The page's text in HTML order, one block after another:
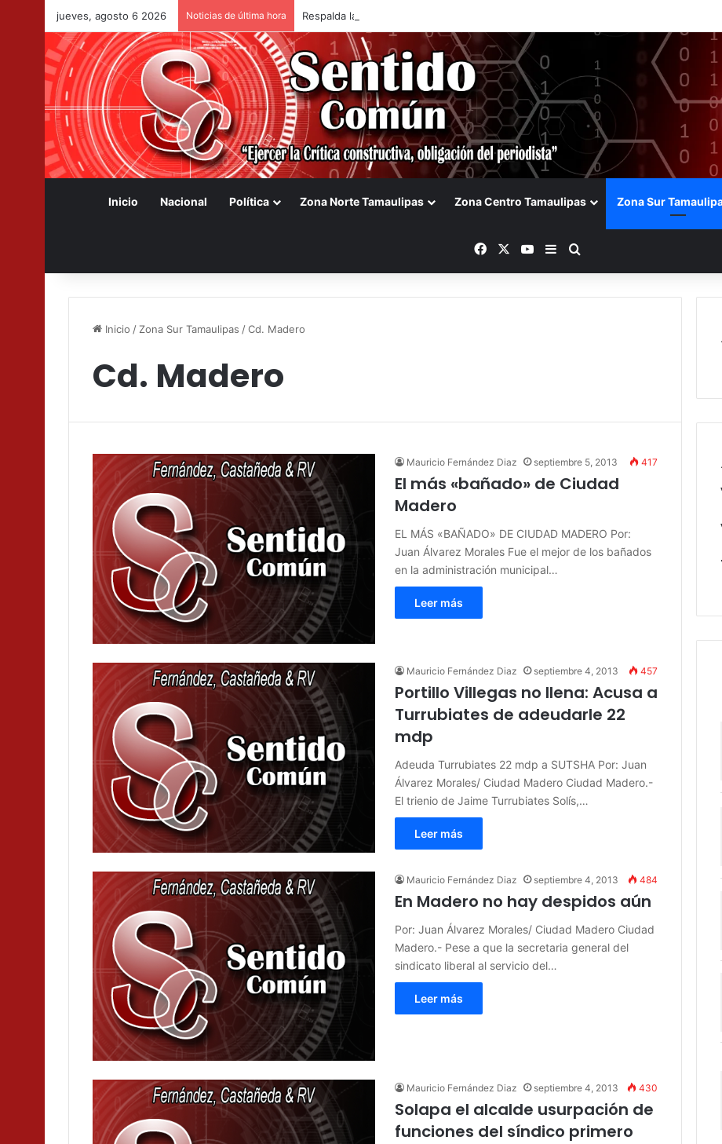
jueves, agosto 6 2026 Noticias de última hora Respalda la SET acuerdos de la CONAEDU sobre redes sociales y escuelas
Inicio Nacional Política Zona Norte Tamaulipas Zona Centro Tamaulipas Zona Sur
Facebook YouTubeBarra lateral
Inicio / Zona Sur Tamaulipas /Cd. Madero
Cd. Madero
Mauricio Fernández Diaz septiembre 5, 2013 417
El más «bañado» de Ciudad
Madero
EL MÁS «BAÑADO» DE CIUDAD MADERO Por:
Juan Álvarez Morales Fue el mejor de los bañados
en la administración municipal…
Leer más
Mauricio Fernández Diaz septiembre 4, 2013 457
Portillo Villegas no llena: Acusa a
Turrubiates de adeudarle 22
mdp
Adeuda Turrubiates 22 mdp a SUTSHA Por: Juan
Álvarez Morales/ Ciudad Madero Ciudad Madero.-
El trienio de Jaime Turrubiates Solís,…
Leer más
Mauricio Fernández Diaz septiembre 4, 2013 484
En Madero no hay despidos aún
Por: Juan Álvarez Morales/ Ciudad Madero Ciudad
Madero.- Pese a que la secretaria general del
sindicato liberal al servicio del…
Leer más
Mauricio Fernández Diaz septiembre 4, 2013 430
Solapa el alcalde usurpación de
funciones del síndico primero